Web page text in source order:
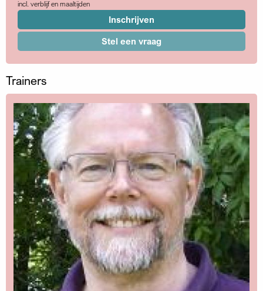
incl. verblijf en maaltijden
Inschrijven
Stel een vraag
Trainers